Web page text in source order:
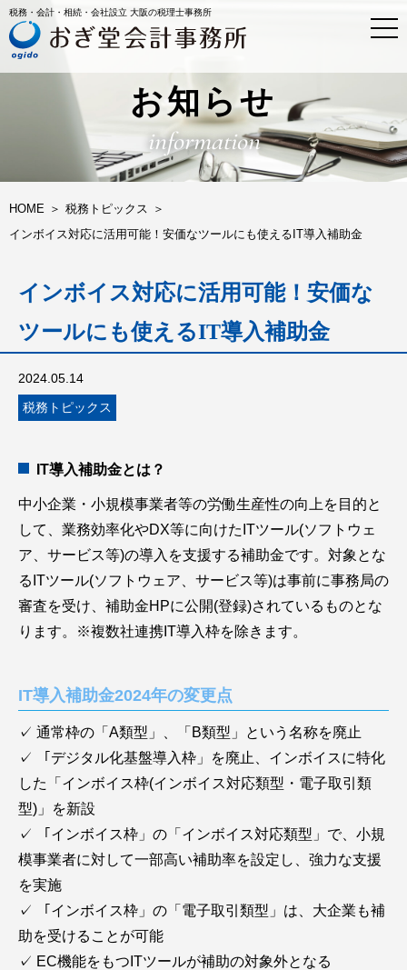
税務・会計・相続・会社設立 大阪の税理士事務所
t
o
g
n
a
v
i
お知らせ
information
HOME
税務トピックス
インボイス対応に活用可能！安価なツールにも使えるIT導入補助金
インボイス対応に活用可能！安価な
ツールにも使えるIT導入補助金
2024.05.14
税務トピックス
IT導入補助金とは？
中小企業・小規模事業者等の労働生産性の向上を目的と
して、業務効率化やDX等に向けたITツール(ソフトウェ
ア、サービス等)の導入を支援する補助金です。対象とな
るITツール(ソフトウェア、サービス等)は事前に事務局の
審査を受け、補助金HPに公開(登録)されているものとな
ります。※複数社連携IT導入枠を除きます。
IT導入補助金2024年の変更点
✓ 通常枠の「A類型」、「B類型」という名称を廃止
✓ 「デジタル化基盤導入枠」を廃止、インボイスに特化
した「インボイス枠(インボイス対応類型・電子取引類
型)」を新設
✓ 「インボイス枠」の「インボイス対応類型」で、小規
模事業者に対して一部高い補助率を設定し、強力な支援
を実施
✓ 「インボイス枠」の「電子取引類型」は、大企業も補
助を受けることが可能
✓ EC機能をもつITツールが補助の対象外となる